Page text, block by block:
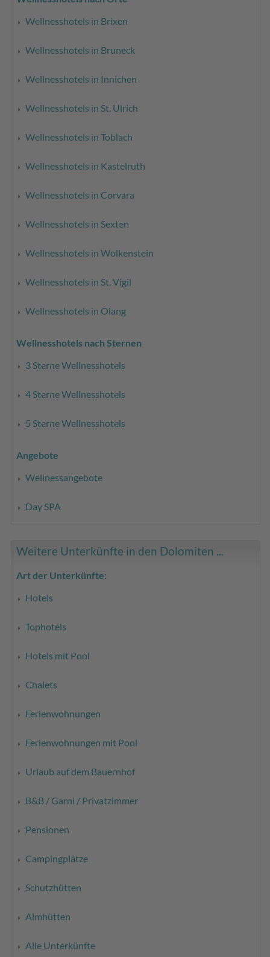
Wellnesshotels in Brixen
Wellnesshotels in Bruneck
Wellnesshotels in Innichen
Wellnesshotels in St. Ulrich
Wellnesshotels in Toblach
Wellnesshotels in Kastelruth
Wellnesshotels in Corvara
Wellnesshotels in Sexten
Wellnesshotels in Wolkenstein
Wellnesshotels in St. Vigil
Wellnesshotels in Olang
Wellnesshotels nach Sternen
3 Sterne Wellnesshotels
4 Sterne Wellnesshotels
5 Sterne Wellnesshotels
Angebote
Wellnessangebote
Day SPA
Weitere Unterkünfte in den Dolomiten ...
Art der Unterkünfte:
Hotels
Tophotels
Hotels mit Pool
Chalets
Ferienwohnungen
Ferienwohnungen mit Pool
Urlaub auf dem Bauernhof
B&B / Garni / Privatzimmer
Pensionen
Campingplätze
Schutzhütten
Almhütten
Alle Unterkünfte